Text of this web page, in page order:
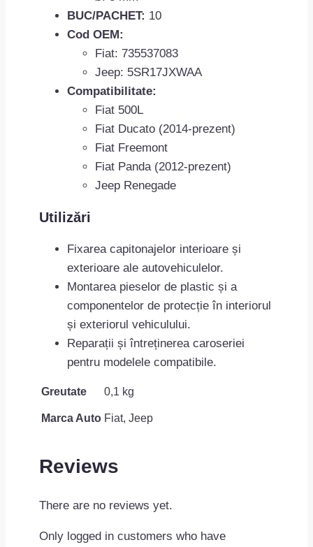
BUC/PACHET: 10
Cod OEM:
Fiat: 735537083
Jeep: 5SR17JXWAA
Compatibilitate:
Fiat 500L
Fiat Ducato (2014-prezent)
Fiat Freemont
Fiat Panda (2012-prezent)
Jeep Renegade
Utilizări
Fixarea capitonajelor interioare și
exterioare ale autovehiculelor.
Montarea pieselor de plastic și a
componentelor de protecție în interiorul
și exteriorul vehiculului.
Reparații și întreținerea caroseriei
pentru modelele compatibile.
Greutate 0,1 kg
Marca Auto Fiat, Jeep
Reviews
There are no reviews yet.
Only logged in customers who have